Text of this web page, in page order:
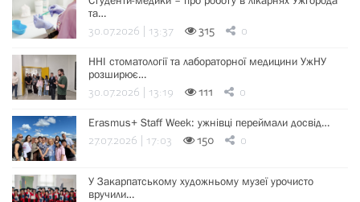
та…
30.07.2026 | 13:37 315 0
ННІ стоматології та лабораторної медицини УжНУ
розширює…
30.07.2026 | 13:19 111 0
Erasmus+ Staff Week: ужнівці переймали досвід…
27.07.2026 | 17:03 150 0
У Закарпатському художньому музеї урочисто
вручили…